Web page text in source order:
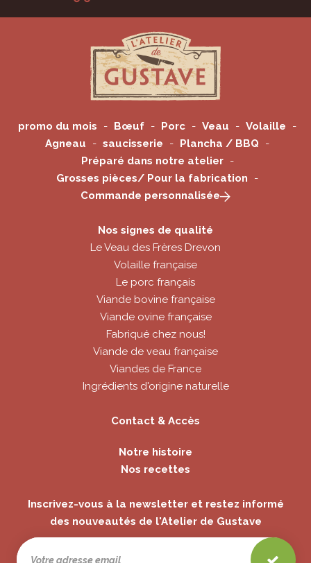
promo du mois Bœuf Porc Veau
Volaille
Agneau
saucisserie
Plancha / BBQ
Préparé dans notre atelier
Grosses pièces/ Pour la fabrication
Commande personnalisée
Nos signes de qualité
Le Veau des Frères Drevon
Volaille française
Le porc français
Viande bovine française
Viande ovine française
Fabriqué chez nous!
Viande de veau française
Viandes de France
Ingrédients d'origine naturelle
Contact & Accès
Notre histoire
Nos recettes
Inscrivez-vous à la newsletter et restez informé
des nouveautés de l'Atelier de Gustave